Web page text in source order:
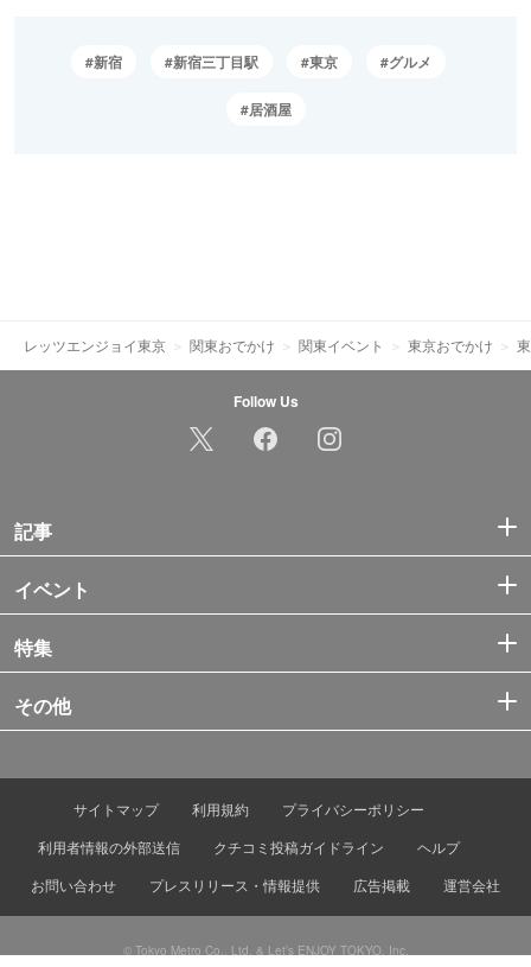
新宿 新宿三丁目駅 東京 グルメ
居酒屋
レッツエンジョイ東京 関東おでかけ 関東イベント 東京おでかけ
Follow Us
記事
イベント
特集
その他
サイトマップ 利用規約
プライバシーポリシー
利用者情報の外部送信
クチコミ投稿ガイドライン
ヘルプ
お問い合わせ
プレスリリース・情報提供 広告掲載 運営会社
© Tokyo Metro Co., Ltd. & Let’s ENJOY TOKYO, Inc.